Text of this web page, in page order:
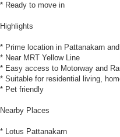
* Ready to move in
Highlights
* Prime location in Pattanakarn
* Near MRT Yellow Line
* Easy access to Motorway and
* Suitable for residential living,
* Pet friendly
Nearby Places
* Lotus Pattanakarn